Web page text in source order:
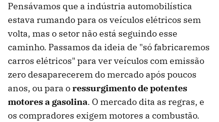
Pensávamos que a indústria automobilística
estava rumando para os veículos elétricos sem
volta, mas o setor não está seguindo esse
caminho. Passamos da ideia de "só fabricaremos
carros elétricos" para ver veículos com emissão
zero desaparecerem do mercado após poucos
anos, ou para oressurgimento de potentes
motores a gasolina. O mercado dita as regras, e
os compradores exigem motores a combustão.